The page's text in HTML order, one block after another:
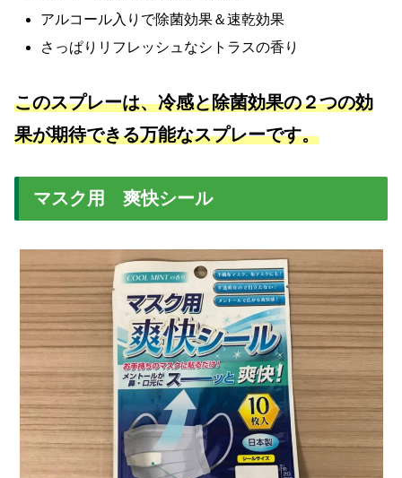
アルコール入りで除菌効果＆速乾効果
さっぱりリフレッシュなシトラスの香り
このスプレーは、冷感と除菌効果の２つの効
果が期待できる万能なスプレーです。
マスク用 爽快シール